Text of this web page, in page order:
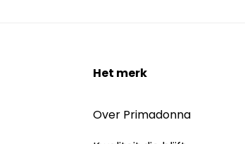
Het merk
Over Primadonna